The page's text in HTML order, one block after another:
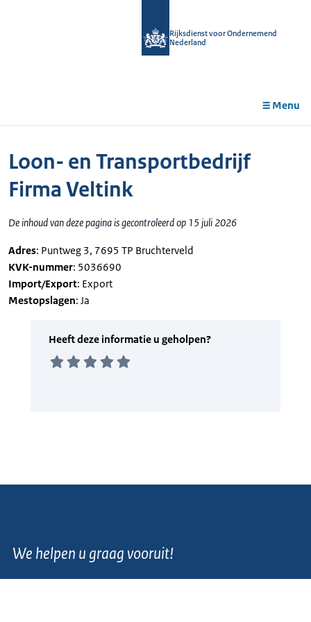
Rijksdienst voor Ondernemend
Nederland
Menu
Loon- en Transportbedrijf
Firma Veltink
De inhoud van deze pagina is gecontroleerd op 15 juli 2026
Adres: Puntweg 3, 7695 TP Bruchterveld
KVK-nummer: 5036690
Import/Export: Export
Mestopslagen: Ja
We helpen u graag vooruit!